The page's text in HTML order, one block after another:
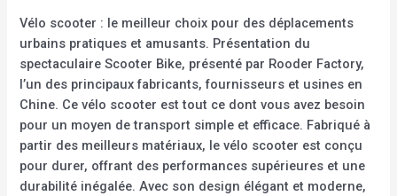
Vélo scooter : le meilleur choix pour des déplacements
urbains pratiques et amusants. Présentation du
spectaculaire Scooter Bike, présenté par Rooder Factory,
l’un des principaux fabricants, fournisseurs et usines en
Chine. Ce vélo scooter est tout ce dont vous avez besoin
pour un moyen de transport simple et efficace. Fabriqué à
partir des meilleurs matériaux, le vélo scooter est conçu
pour durer, offrant des performances supérieures et une
durabilité inégalée. Avec son design élégant et moderne,